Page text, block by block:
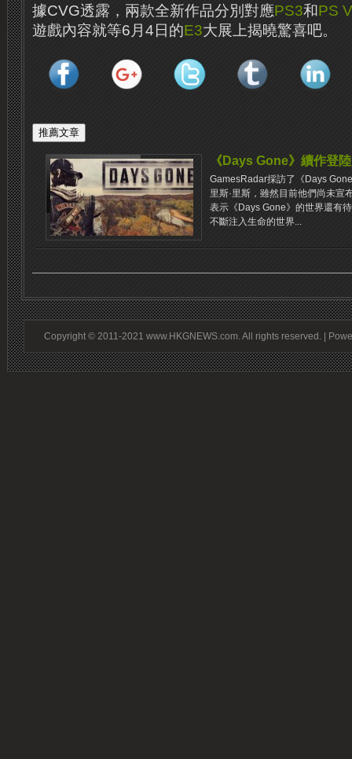
據CVG透露，兩款全新作品分別對應PS3和PS
遊戲內容就等6月4日的E3大展上揭曉驚喜吧。
《Days Gone》續作登
GamesRadar採訪了《Days
里斯·里斯，雖然目前他們尚未宣
表示《Days Gone》的世界還有
不斷注入生命的世界...
Copyright © 2011-2021 www.HKGNEWS.com. All rights reserved. |